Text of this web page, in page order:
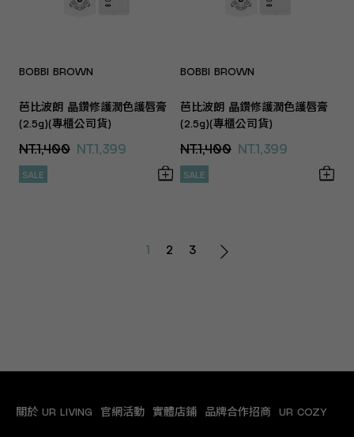
BOBBI BROWN
芭比波朗 晶鑽修護潤色護唇膏
(2.5g)(專櫃公司貨)
NT.1,400 NT.1,399
SALE
BOBBI BROWN
芭比波朗 晶鑽修護潤色護唇膏
(2.5g)(專櫃公司貨)
NT.1,400 NT.1,399
SALE
1 2 3
關於 UR LIVING 官網活動 實體店鋪 品牌合作招商 UR COZY